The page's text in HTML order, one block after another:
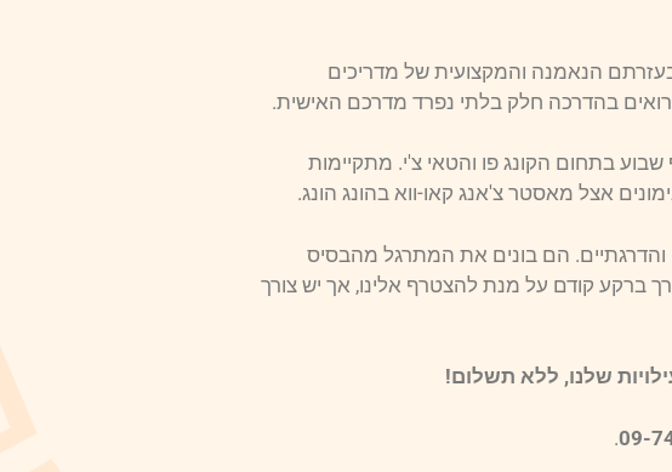
הנאמנה והמקצועית של מדריכים
בהדרכה חלק בלתי נפרד מדרכם האישית.
בתחום הקונג פו והטאי צ'י. מתקיימות
אצל מאסטר צ'אנג קאו-ווא בהונג הונג.
והדרגתיים. הם בונים את המתרגל מהבסיס
ברקע קודם על מנת להצטרף אלינו, אך יש צורך
שלנו, ללא תשלום!
09-
.